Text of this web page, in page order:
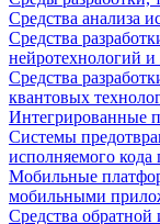
Средства анализа
Средства
нейротехнологий и
Средства
квантовых
Интегрированные
Системы
исполняемого кода
Мобильные
мобильными
Средства